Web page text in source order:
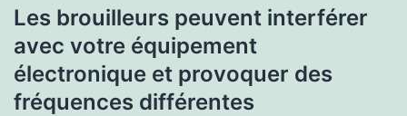
Les brouilleurs peuvent interférer
avec votre équipement
électronique et provoquer des
fréquences différentes